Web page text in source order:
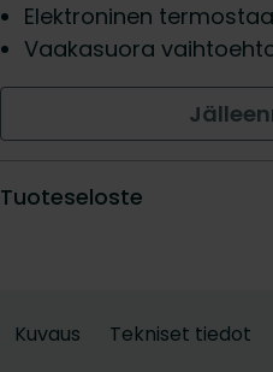
Elektroninen
Vaakasuora
Tuoteseloste
Kuvaus Tekniset tiedot